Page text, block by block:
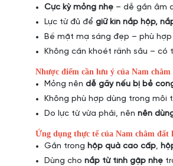
Cực kỳ mỏng nhẹ– dễ gắn âm
Lực từ đủ để giữ kín nắp hộp,
Bề mặt mạ sáng đẹp – phù
Không cần khoét rãnh sâu – có
Nhược điểm cần lưu ý của Nam
Mỏng nên dễ gãy nếu bị bẻ
Không phù hợp dùng trong môi
Do lực từ vừa phải, nên nên
Ứng dụng thực tế của Nam châm đất
Gắn trong hộp quà cao cấp,
Dùng cho nắp từ tính gập nhẹ